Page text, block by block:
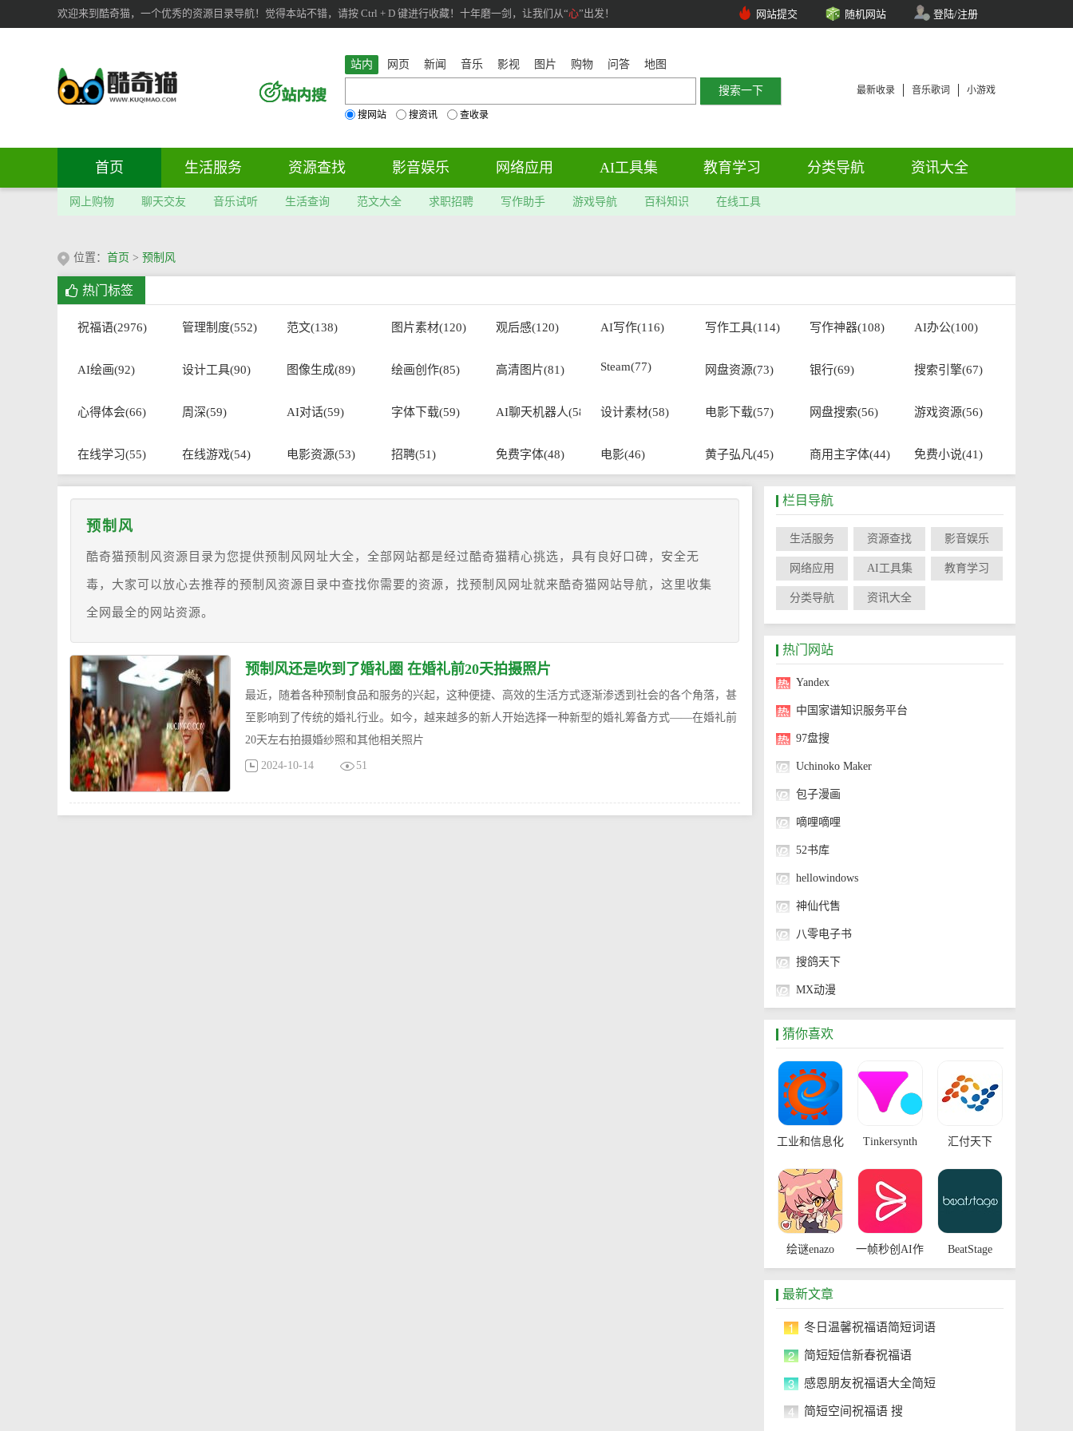
欢迎来到酷奇猫，一个优秀的资源目录导航！觉得本站不错，请按 Ctrl + D 键进行收藏！十年磨一剑，让我们从“心”出发！ 网站提交 随机网站 登陆/注册
站内 网页 新闻 音乐 影视 图片 购物 问答 地图
搜网站 搜资讯 查收录
最新收录 音乐歌词 小游戏
首页 生活服务 资源查找 影音娱乐 网络应用 AI工具集 教育学习 分类导航 资讯大全
网上购物 聊天交友 音乐试听 生活查询 范文大全 求职招聘 写作助手 游戏导航 百科知识 在线工具
位置： 首页 > 预制风
热门标签
祝福语(2976) 管理制度(552) 范文(138) 图片素材(120) 观后感(120) AI写作(116) 写作工具(114) 写作神器(108) AI办公(100)
AI绘画(92) 设计工具(90) 图像生成(89) 绘画创作(85) 高清图片(81) Steam(77) 网盘资源(73) 银行(69) 搜索引擎(67)
心得体会(66) 周深(59) AI对话(59) 字体下载(59) AI聊天机器人(58) 设计素材(58) 电影下载(57) 网盘搜索(56) 游戏资源(56)
在线学习(55) 在线游戏(54) 电影资源(53) 招聘(51) 免费字体(48) 电影(46) 黄子弘凡(45) 商用主字体(44) 免费小说(41)
预制风
酷奇猫预制风资源目录为您提供预制风网址大全，全部网站都是经过酷奇猫精心挑选，具有良好口碑，安全无
毒，大家可以放心去推荐的预制风资源目录中查找你需要的资源，找预制风网址就来酷奇猫网站导航，这里收集
全网最全的网站资源。
预制风还是吹到了婚礼圈 在婚礼前20天拍摄照片
最近，随着各种预制食品和服务的兴起，这种便捷、高效的生活方式逐渐渗透到社会的各个角落，甚
至影响到了传统的婚礼行业。如今，越来越多的新人开始选择一种新型的婚礼筹备方式——在婚礼前
20天左右拍摄婚纱照和其他相关照片
2024-10-14 51
栏目导航
生活服务 资源查找 影音娱乐
网络应用 AI工具集 教育学习
分类导航 资讯大全
热门网站
Yandex
中国家谱知识服务平台
97盘搜
Uchinoko Maker
包子漫画
嘀哩嘀哩
52书库
hellowindows
神仙代售
八零电子书
搜鸽天下
MX动漫
猜你喜欢
工业和信息化
标准信息服务
平台
Tinkersynth 汇付天下
绘谜enazo 一帧秒创AI作 BeatStage
最新文章
1 冬日温馨祝福语简短词语
2 简短短信新春祝福语
3 感恩朋友祝福语大全简短
4 简短空间祝福语 搜